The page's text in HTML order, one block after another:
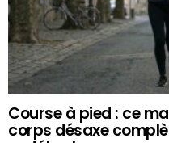
Course à pied : ce
corps désaxe